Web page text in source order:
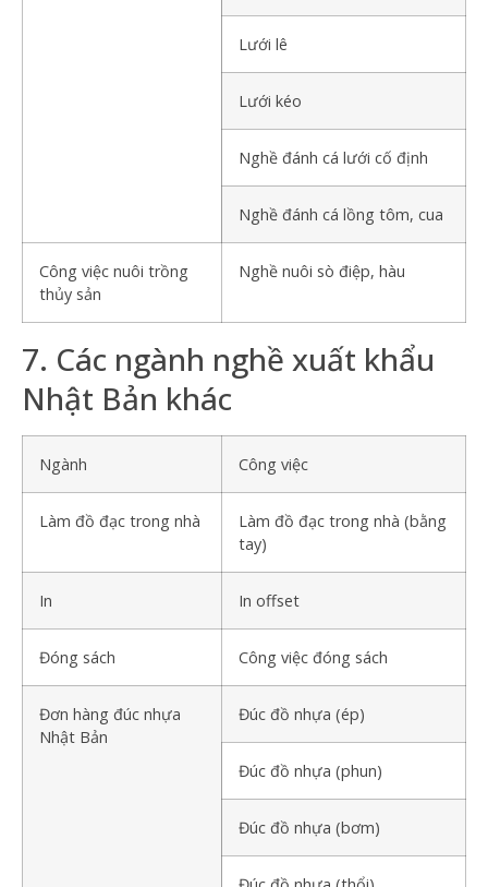
Lưới lê
Lưới kéo
Nghề đánh cá lưới cố định
Nghề đánh cá lồng tôm, cua
Công việc nuôi trồng
thủy sản
Nghề nuôi sò điệp, hàu
7. Các ngành nghề xuất khẩu
Nhật Bản khác
Ngành Công việc
Làm đồ đạc trong nhà
Làm đồ đạc trong nhà (bằng
tay)
In In offset
Đóng sách Công việc đóng sách
Đơn hàng đúc nhựa
Nhật Bản
Đúc đồ nhựa (ép)
Đúc đồ nhựa (phun)
Đúc đồ nhựa (bơm)